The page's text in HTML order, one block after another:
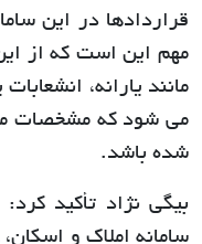
قراردادها در این
مهم این است که از
مانند یارانه،
می شود که مشخصات
شده باشد.
بیگی نژاد تأکید
سامانه املاک و